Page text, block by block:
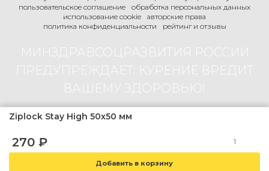
Ziplock Stay High 50x50 мм
270 ₽
пользовательское соглашение
обработка персональных данных
использование cookie
авторские права
политика конфиденциальности
рейтинг и отзывы
МИНЗДРАВСОЦРАЗВИТИЯ РОССИИ
ПРЕДУПРЕЖДАЕТ: КУРЕНИЕ ВРЕДИТ
ВАШЕМУ ЗДОРОВЬЮ!
магазин содержит товар не предназначенный для продажи лицам